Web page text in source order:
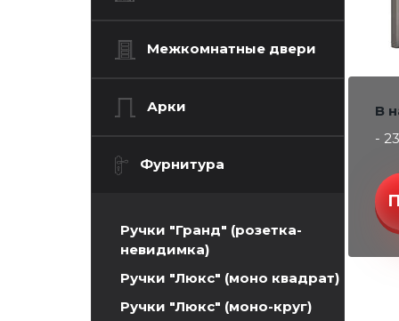
Межкомнатные двери
Арки
Фурнитура
Ручки "Гранд" (розетка-
невидимка)
Ручки "Люкс" (моно квадрат)
Ручки "Люкс" (моно-круг)
В
-